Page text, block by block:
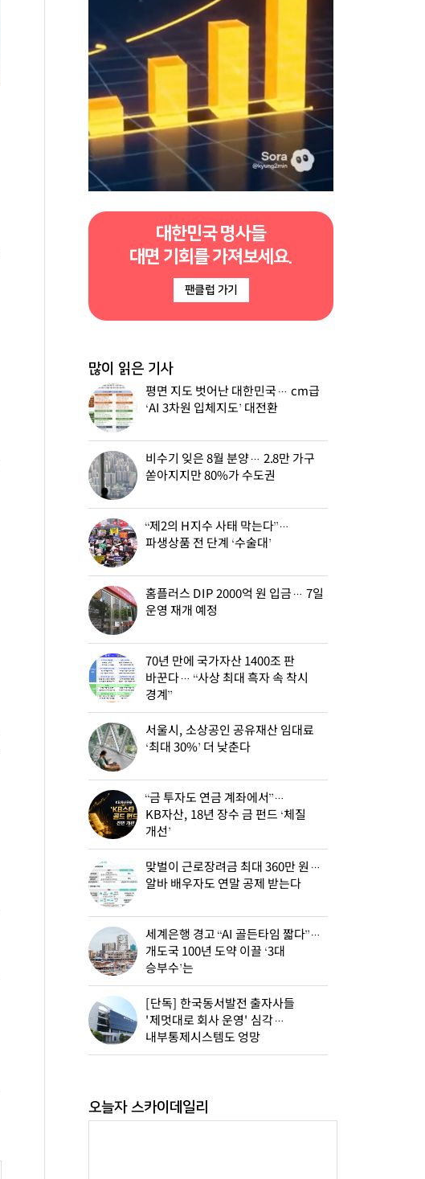
대한민국 명사들
대면 기회를 가져보세요.
팬클럽 가기
많이 읽은 기사
평면 지도 벗어난 대한민국… cm급
‘AI 3차원 입체지도’ 대전환
비수기 잊은 8월 분양… 2.8만 가구
쏟아지지만 80%가 수도권
“제2의 H지수 사태 막는다”…
파생상품 전 단계 ‘수술대’
홈플러스 DIP 2000억 원 입금… 7일
운영 재개 예정
70년 만에 국가자산 1400조 판
바꾼다… “사상 최대 흑자 속 착시
경계”
서울시, 소상공인 공유재산 임대료
‘최대 30%’ 더 낮춘다
“금 투자도 연금 계좌에서”…
KB자산, 18년 장수 금 펀드 ‘체질
개선’
맞벌이 근로장려금 최대 360만 원…
알바 배우자도 연말 공제 받는다
세계은행 경고 “AI 골든타임 짧다”…
개도국 100년 도약 이끌 ‘3대
승부수’는
[단독] 한국동서발전 출자사들
'제멋대로 회사 운영' 심각…
내부통제시스템도 엉망
오늘자 스카이데일리